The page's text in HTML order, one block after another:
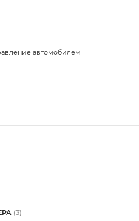
автомобилем
(3)